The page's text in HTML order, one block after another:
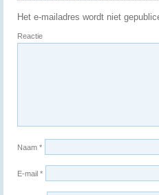
Het e-mailadres wordt niet
Reactie
Naam *
E-mail *